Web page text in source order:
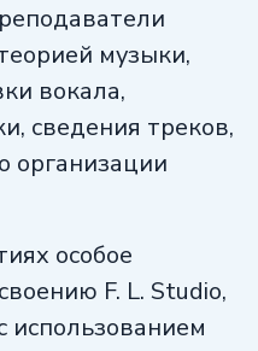
музыки,
вокала,
сведения треков,
организации
особое
F. L. Studio,